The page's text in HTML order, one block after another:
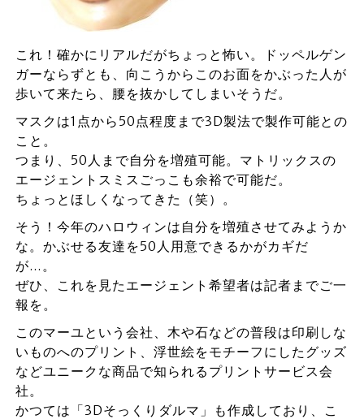
これ！確かにリアルだがちょっと怖い。ドッペルゲン
ガーならずとも、向こうからこのお面をかぶった人が
歩いて来たら、腰を抜かしてしまいそうだ。
マスクは1点から50点程度まで3D製法で製作可能との
こと。
つまり、50人まで自分を増殖可能。マトリックスの
エージェントスミスごっこも余裕で可能だ。
ちょっとほしくなってきた（笑）。
そう！今年のハロウィンは自分を増殖させてみようか
な。かぶせる友達を50人用意できるかがカギだ
が…。
ぜひ、これを見たエージェント希望者は記者までご一
報を。
このマーユという会社、木や石などの普段は印刷しな
いものへのプリント、浮世絵をモチーフにしたグッズ
などユニークな商品で知られるプリントサービス会
社。
かつては「3Dそっくりダルマ」も作成しており、こ